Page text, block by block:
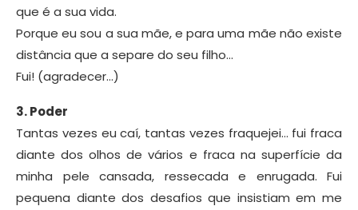
que é a sua vida.
Porque eu sou a sua mãe, e para uma mãe não existe
distância que a separe do seu filho…
Fui! (agradecer…)
3. Poder
Tantas vezes eu caí, tantas vezes fraquejei… fui fraca
diante dos olhos de vários e fraca na superfície da
minha pele cansada, ressecada e enrugada. Fui
pequena diante dos desafios que insistiam em me